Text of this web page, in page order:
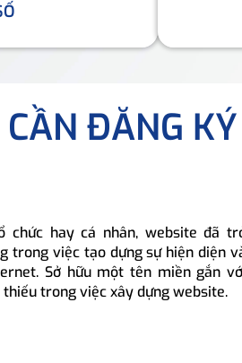
ĐĂNG
chức hay cá nhân, website đã
trong việc tạo dựng sự hiện diện
Sở hữu một tên miền gắn
trong việc xây dựng website.